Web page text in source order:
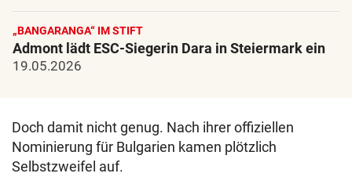
„BANGARANGA“ IM STIFT
Admont lädt ESC-Siegerin Dara in Steiermark ein
19.05.2026
Doch damit nicht genug. Nach ihrer offiziellen
Nominierung für Bulgarien kamen plötzlich
Selbstzweifel auf.